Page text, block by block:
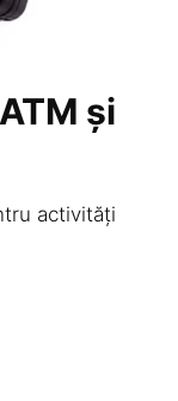
și
activități